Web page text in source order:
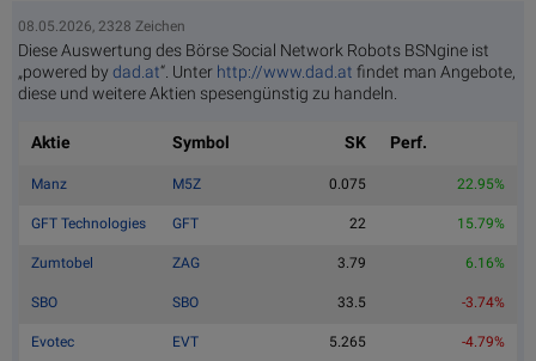
08.05.2026, 2328 Zeichen
Diese Auswertung des Börse Social Network Robots BSNgine ist
„powered by dad.at“. Unter http://www.dad.at findet man Angebote,
diese und weitere Aktien spesengünstig zu handeln.
Aktie Symbol SK Perf.
Manz M5Z 0.075 22.95%
GFT Technologies GFT 22 15.79%
Zumtobel ZAG 3.79 6.16%
SBO SBO 33.5 -3.74%
Evotec EVT 5.265 -4.79%